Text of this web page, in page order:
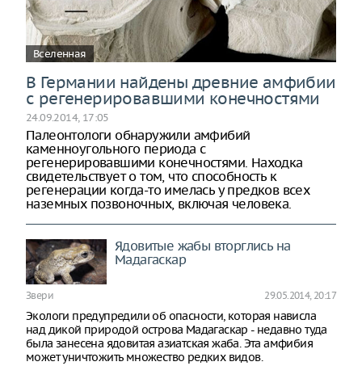
Вселенная
В Германии найдены древние амфибии
с регенерировавшими конечностями
24.09.2014, 17:05
Палеонтологи обнаружили амфибий
каменноугольного периода с
регенерировавшими конечностями. Находка
свидетельствует о том, что способность к
регенерации когда-то имелась у предков всех
наземных позвоночных, включая человека.
Ядовитые жабы вторглись на
Мадагаскар
Звери 29.05.2014, 20:17
Экологи предупредили об опасности, которая нависла
над дикой природой острова Мадагаскар - недавно туда
была занесена ядовитая азиатская жаба. Эта амфибия
может уничтожить множество редких видов.